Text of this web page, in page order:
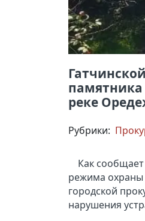
реке
Рубрики:
Как
режима охраны
городской
нарушения